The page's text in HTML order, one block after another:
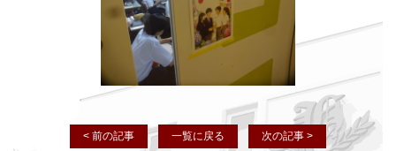
< 前の記事 一覧に戻る 次の記事 >